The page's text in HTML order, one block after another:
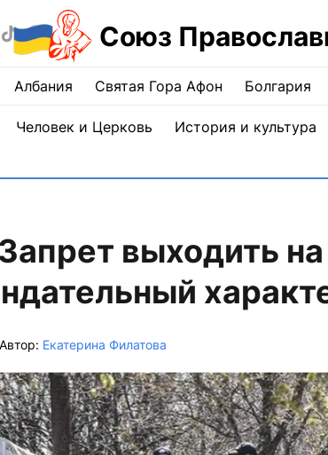
Союз
Албания Святая Гора Афон Болгария
Человек и Церковь История и культура
выходить
Автор: Екатерина Филатова